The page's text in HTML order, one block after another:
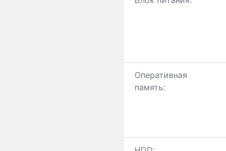
Оперативная
память: